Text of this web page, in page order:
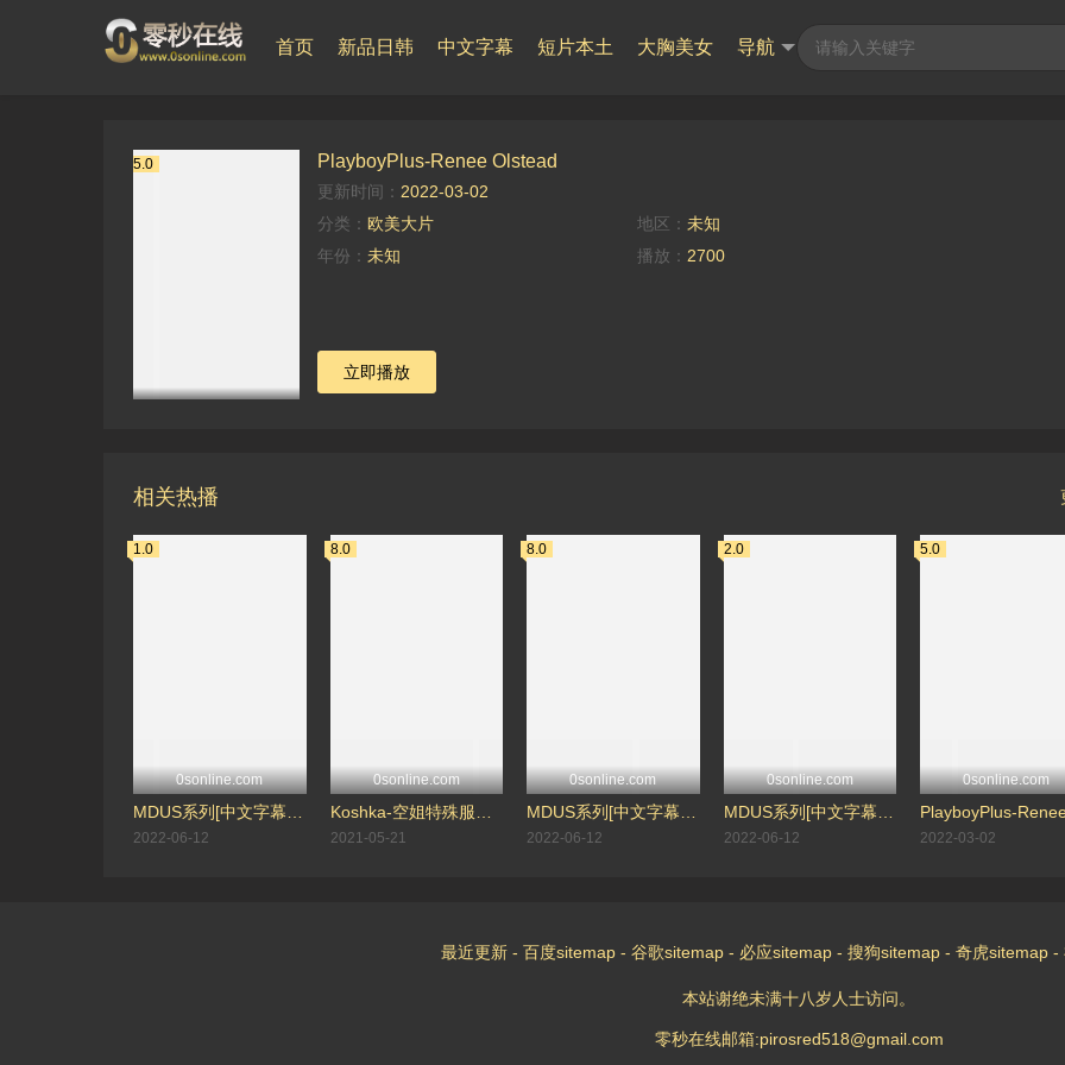
首页 新品日韩 中文字幕 短片本土 大胸美女 导航
5.0 PlayboyPlus-Renee Olstead
更新时间： 2022-03-02
分类： 欧美大片 地区：未知
年份： 未知 播放： 2700
立即播放
相关热播
1.0
0sonline.com
MDUS系列[中文字幕].LAX-0047.POV.继父与女学生.麻豆传媒映画
2022-06-12
8.0
0sonline.com
Koshka-空姐特殊服务_(啄木鸟，3P，丝袜)
2021-05-21
8.0
0sonline.com
MDUS系列[中文字幕].LAX-0049.勾引我的导师.麻豆传媒映画
2022-06-12
2.0
0sonline.com
MDUS系列[中文字幕].LAX-0048.少年的复仇计划.麻豆传媒映画
2022-06-12
5.0
0sonline.com
2022-03-02
最近更新 - 百度sitemap - 谷歌sitemap - 必应sitemap - 搜狗sitemap - 奇虎sitemap -
本站谢绝未满十八岁人士访问。
零秒在线邮箱:pirosred518@gmail.com